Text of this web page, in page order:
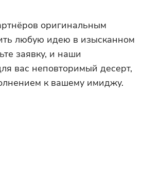
оригинальным
любую идею в изысканном
заявку, и наши
вас неповторимый десерт,
к вашему имиджу.